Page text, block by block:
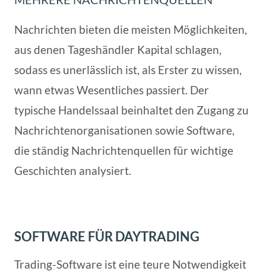
Nachrichten bieten die meisten Möglichkeiten,
aus denen Tageshändler Kapital schlagen,
sodass es unerlässlich ist, als Erster zu wissen,
wann etwas Wesentliches passiert. Der
typische Handelssaal beinhaltet den Zugang zu
Nachrichtenorganisationen sowie Software,
die ständig Nachrichtenquellen für wichtige
Geschichten analysiert.
SOFTWARE FÜR DAYTRADING
Trading-Software ist eine teure Notwendigkeit